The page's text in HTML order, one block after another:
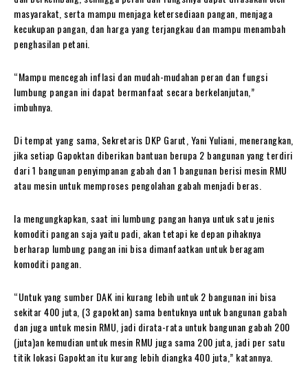
masyarakat, serta mampu menjaga ketersediaan pangan, menjaga
kecukupan pangan, dan harga yang terjangkau dan mampu menambah
penghasilan petani.
“Mampu mencegah inflasi dan mudah-mudahan peran dan fungsi
lumbung pangan ini dapat bermanfaat secara berkelanjutan,”
imbuhnya.
Di tempat yang sama, Sekretaris DKP Garut, Yani Yuliani, menerangkan,
jika setiap Gapoktan diberikan bantuan berupa 2 bangunan yang terdiri
dari 1 bangunan penyimpanan gabah dan 1 bangunan berisi mesin RMU
atau mesin untuk memproses pengolahan gabah menjadi beras.
Ia mengungkapkan, saat ini lumbung pangan hanya untuk satu jenis
komoditi pangan saja yaitu padi, akan tetapi ke depan pihaknya
berharap lumbung pangan ini bisa dimanfaatkan untuk beragam
komoditi pangan.
“Untuk yang sumber DAK ini kurang lebih untuk 2 bangunan ini bisa
sekitar 400 juta, (3 gapoktan) sama bentuknya untuk bangunan gabah
dan juga untuk mesin RMU, jadi dirata-rata untuk bangunan gabah 200
(juta)an kemudian untuk mesin RMU juga sama 200 juta, jadi per satu
titik lokasi Gapoktan itu kurang lebih diangka 400 juta,” katannya.